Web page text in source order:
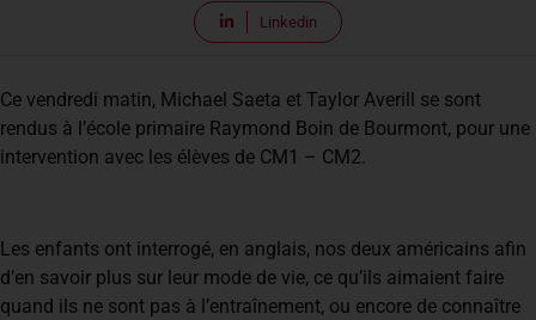
Linkedin
Ce vendredi matin, Michael Saeta et Taylor Averill se sont
rendus à l’école primaire Raymond Boin de Bourmont, pour une
intervention avec les élèves de CM1 – CM2.
Les enfants ont interrogé, en anglais, nos deux américains afin
d’en savoir plus sur leur mode de vie, ce qu’ils aimaient faire
quand ils ne sont pas à l’entraînement, ou encore de connaître